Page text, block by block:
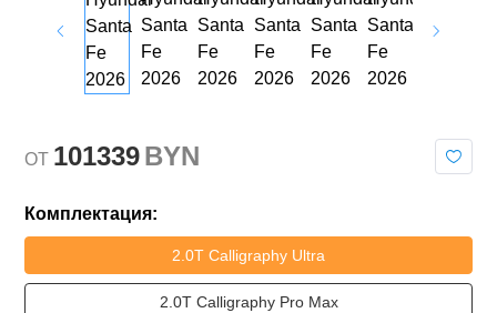
OT 101339BYN
Комплектация:
2.0T Calligraphy Ultra
2.0T Calligraphy Pro Max